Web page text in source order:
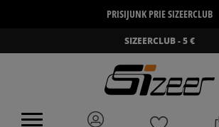
PRISIJUNK PRIE SIZEERCLUB
SIZEERCLUB - 5 €